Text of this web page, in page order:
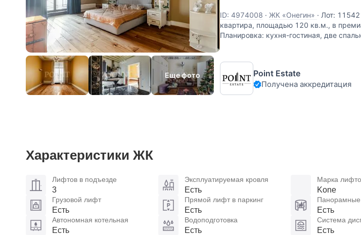
Еще фото
ID: 4974008 · ЖК «Онегин» · Лот:
квартира, площадью 120 кв.м., в
Планировка: кухня-гостиная, две
Point Estate
Получена аккредитация
Характеристики ЖК
Лифтов в подъезде
3
Эксплуатируемая кровля
Есть
Марка
Kone
Грузовой лифт
Есть
Прямой лифт в паркинг
Есть
Панорамные
Есть
Автономная котельная
Есть
Водоподготовка
Есть
Система
Есть